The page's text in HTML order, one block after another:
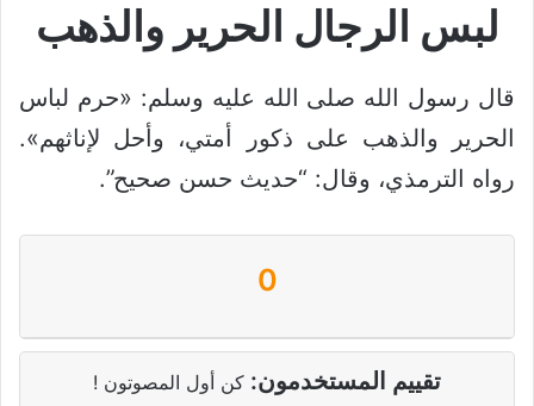
لبس الرجال الحرير والذهب
قال رسول الله صلى الله عليه وسلم: «حرم لباس
الحرير والذهب على ذكور أمتي، وأحل لإناثهم».
رواه الترمذي، وقال: “حديث حسن صحيح”.
0
تقييم المستخدمون: كن أول المصوتون !